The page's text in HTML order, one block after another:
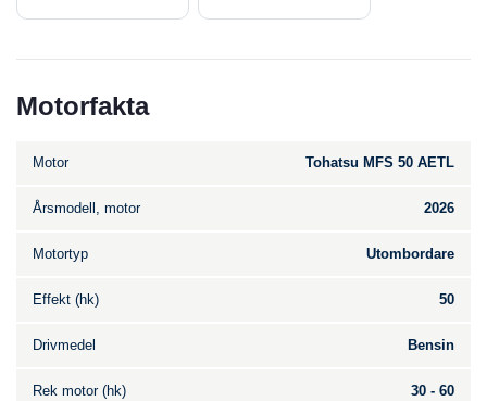
Motorfakta
Motor Tohatsu MFS 50 AETL
Årsmodell, motor 2026
Motortyp Utombordare
Effekt (hk) 50
Drivmedel Bensin
Rek motor (hk) 30 - 60